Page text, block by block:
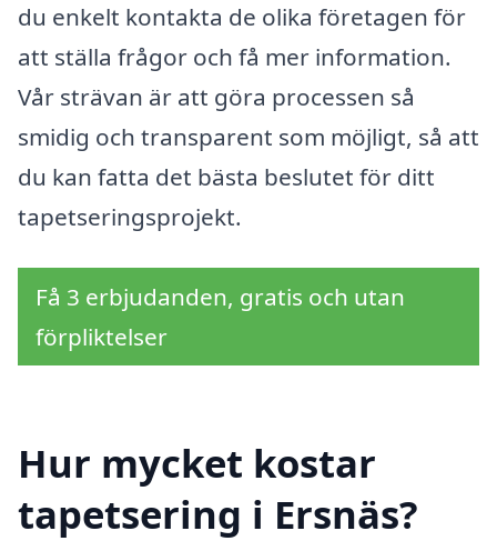
du enkelt kontakta de olika företagen för
att ställa frågor och få mer information.
Vår strävan är att göra processen så
smidig och transparent som möjligt, så att
du kan fatta det bästa beslutet för ditt
tapetseringsprojekt.
Få 3 erbjudanden, gratis och utan
förpliktelser
Hur mycket kostar
tapetsering i Ersnäs?